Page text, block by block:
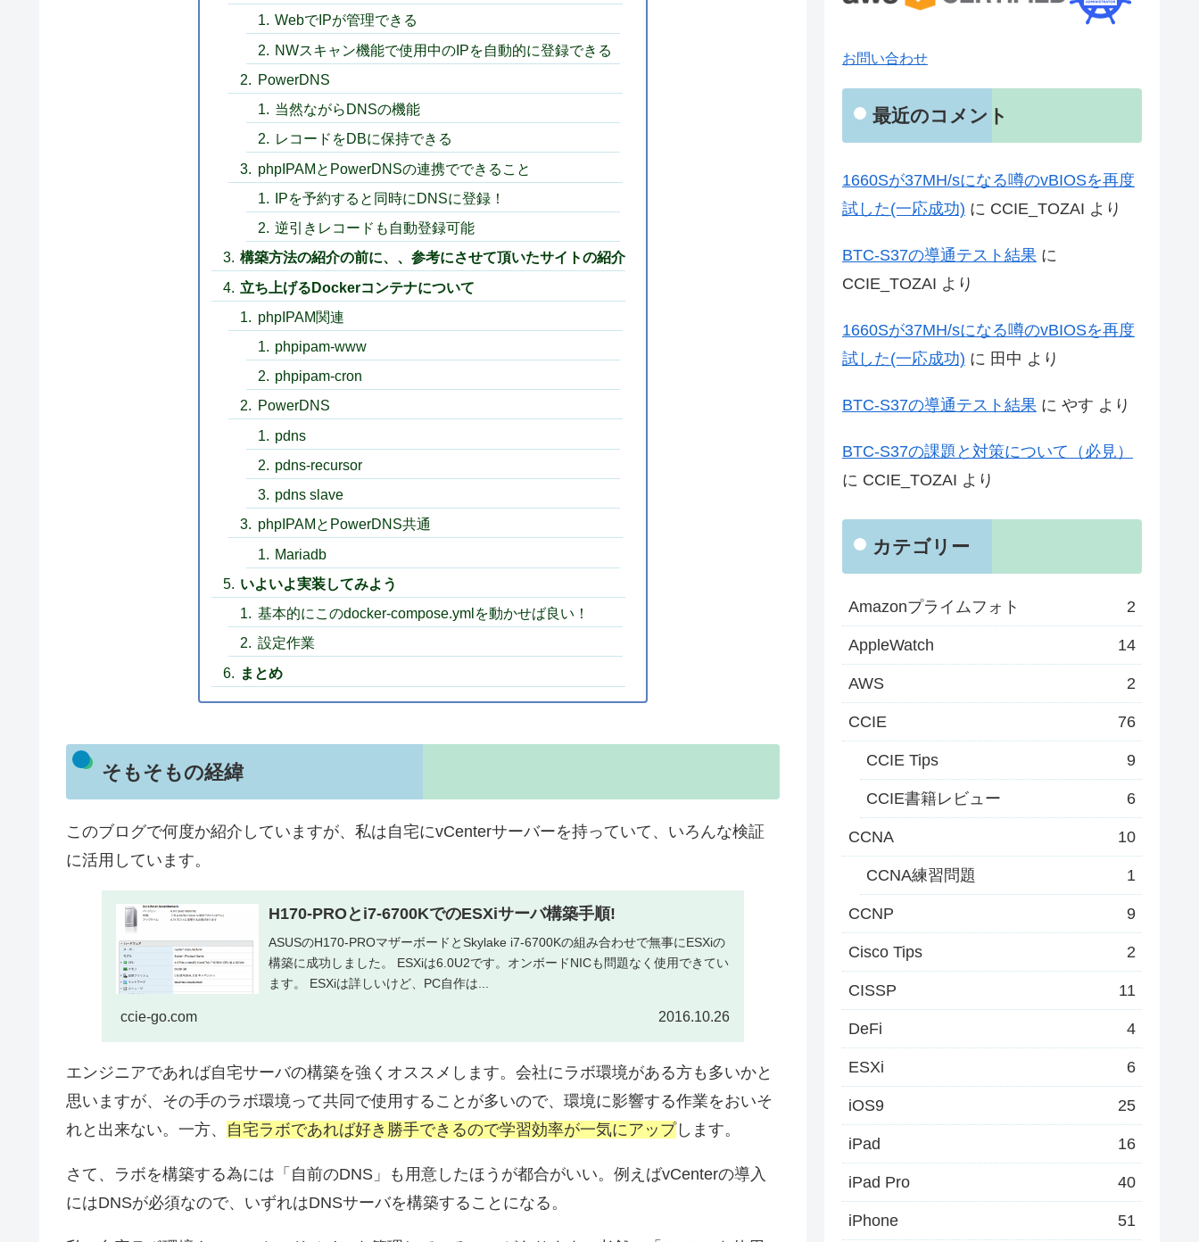
WebでIPが管理できる
NWスキャン機能で使用中のIPを自動的に登録できる
PowerDNS
当然ながらDNSの機能
レコードをDBに保持できる
phpIPAMとPowerDNSの連携でできること
IPを予約すると同時にDNSに登録！
逆引きレコードも自動登録可能
構築方法の紹介の前に、、参考にさせて頂いたサイトの紹介
立ち上げるDockerコンテナについて
phpIPAM関連
phpipam-www
phpipam-cron
PowerDNS
pdns
pdns-recursor
pdns slave
phpIPAMとPowerDNS共通
Mariadb
いよいよ実装してみよう
基本的にこのdocker-compose.ymlを動かせば良い！
設定作業
まとめ
そもそもの経緯
このブログで何度か紹介していますが、私は自宅にvCenterサーバーを持っていて、いろんな検証
に活用しています。
H170-PROとi7-6700KでのESXiサーバ構築手順!
ASUSのH170-PROマザーボードとSkylake i7-6700Kの組み合わせで無事にESXiの
構築に成功しました。 ESXiは6.0U2です。オンボードNICも問題なく使用できてい
ます。 ESXiは詳しいけど、PC自作は...
ccie-go.com 2016.10.26
エンジニアであれば自宅サーバの構築を強くオススメします。会社にラボ環境がある方も多いかと
思いますが、その手のラボ環境って共同で使用することが多いので、環境に影響する作業をおいそ
れと出来ない。一方、 自宅ラボであれば好き勝手できるので学習効率が一気にアップします。
さて、ラボを構築する為には「自前のDNS」も用意したほうが都合がいい。例えばvCenterの導入
にはDNSが必須なので、いずれはDNSサーバを構築することになる。
お問い合わせ
最近のコメント
1660Sが37MH/sになる噂のvBIOSを再度
試した(一応成功) に CCIE_TOZAI より
BTC-S37の導通テスト結果 に
CCIE_TOZAI より
1660Sが37MH/sになる噂のvBIOSを再度
試した(一応成功) に 田中 より
BTC-S37の導通テスト結果 に やす より
BTC-S37の課題と対策について（必見）
に CCIE_TOZAI より
カテゴリー
Amazonプライムフォト 2
AppleWatch 14
AWS 2
CCIE 76
CCIE Tips 9
CCIE書籍レビュー 6
CCNA 10
CCNA練習問題 1
CCNP 9
Cisco Tips 2
CISSP 11
DeFi 4
ESXi 6
iOS9 25
iPad 16
iPad Pro 40
iPhone 51